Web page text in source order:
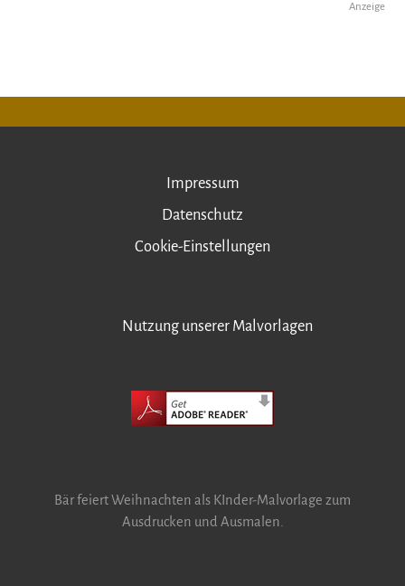
Anzeige
Impressum
Datenschutz
Cookie-Einstellungen
Nutzung unserer Malvorlagen
Bär feiert Weihnachten als KInder-Malvorlage zum
Ausdrucken und Ausmalen.